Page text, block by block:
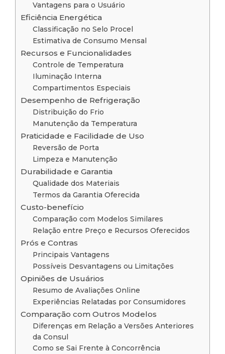
Vantagens para o Usuário
Eficiência Energética
Classificação no Selo Procel
Estimativa de Consumo Mensal
Recursos e Funcionalidades
Controle de Temperatura
Iluminação Interna
Compartimentos Especiais
Desempenho de Refrigeração
Distribuição do Frio
Manutenção da Temperatura
Praticidade e Facilidade de Uso
Reversão de Porta
Limpeza e Manutenção
Durabilidade e Garantia
Qualidade dos Materiais
Termos da Garantia Oferecida
Custo-benefício
Comparação com Modelos Similares
Relação entre Preço e Recursos Oferecidos
Prós e Contras
Principais Vantagens
Possíveis Desvantagens ou Limitações
Opiniões de Usuários
Resumo de Avaliações Online
Experiências Relatadas por Consumidores
Comparação com Outros Modelos
Diferenças em Relação a Versões Anteriores
da Consul
Como se Sai Frente à Concorrência